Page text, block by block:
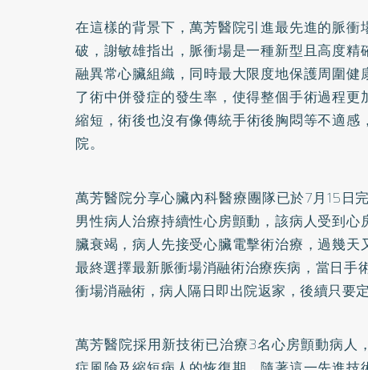
在這樣的背景下，萬芳醫院引進最先進的脈
破，謝敏雄指出，脈衝場是一種新型且高度
融異常心臟組織，同時最大限度地保護周圍
了術中併發症的發生率，使得整個手術過程
縮短，術後也沒有像傳統手術後胸悶等不適感
院。
萬芳醫院分享心臟內科醫療團隊已於7月15日
男性病人治療持續性心房顫動，該病人受到
臟衰竭，病人先接受心臟電擊術治療，過幾天
最終選擇最新脈衝場消融術治療疾病，當日手
衝場消融術，病人隔日即出院返家，後續只要
萬芳醫院採用新技術已治療3名心房顫動病人